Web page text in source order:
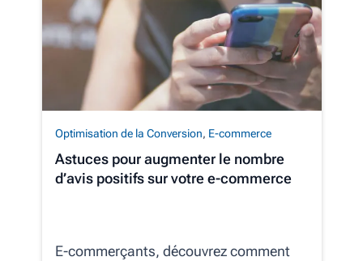
Optimisation de la Conversion, E-commerce
Astuces pour augmenter le nombre
d’avis positifs sur votre e-commerce
E-commerçants, découvrez comment